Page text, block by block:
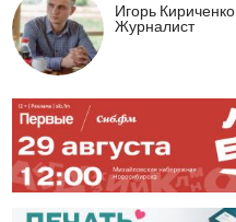
Игорь Кириченко
Журналист